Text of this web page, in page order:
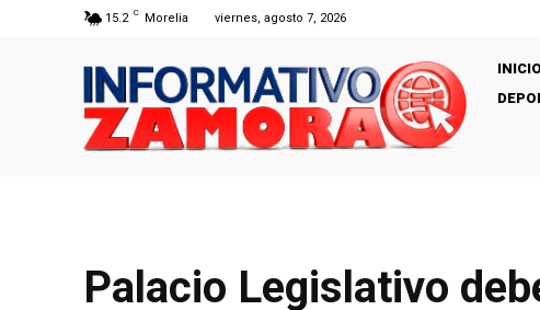
15.2 C Morelia viernes, agosto 7, 2026
INICIO
Palacio Legislativo